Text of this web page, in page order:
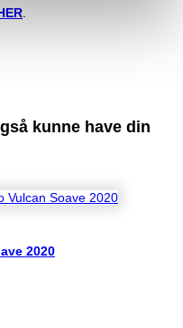
kunne have din
2020